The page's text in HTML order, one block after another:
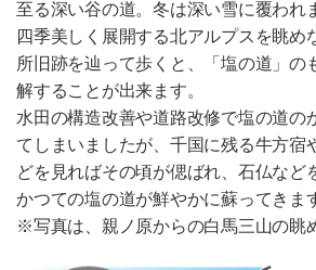
至る深い谷の道。冬は深い雪に覆われ
四季美しく展開する北アルプスを眺め
所旧跡を辿って歩くと、「塩の道」の
解することが出来ます。
水田の構造改善や道路改修で塩の道の
てしまいましたが、千国に残る牛方宿
どを見ればその頃が偲ばれ、石仏など
かつての塩の道が鮮やかに蘇ってきま
※写真は、親ノ原からの白馬三山の眺